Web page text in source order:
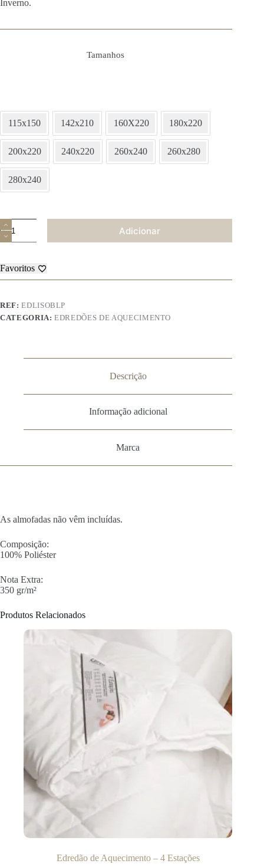
Inverno.
Tamanhos
115x150 142x210 160X220 180x220
200x220 240x220 260x240 260x280
280x240
Quantidade
de
Edredão
Aquecimento
-
Liso
Adicionar
Favoritos
REF:EDLISOBLP
CATEGORIA:EDREDÕES DE AQUECIMENTO
Descrição
Informação adicional
Marca
As almofadas não vêm incluídas.
Composição:
100% Poliéster
Nota Extra:
350 gr/m²
Produtos Relacionados
Edredão de Aquecimento – 4 Estações